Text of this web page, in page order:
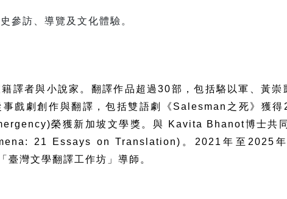
參訪、導覽及文化體驗。
譯者與小說家。翻譯作品超過30部，包括駱以軍、黃崇
戲劇創作與翻譯，包括雙語劇《 Salesman 之死》獲得
榮獲新加坡文學獎。與 Kavita Bhanot博士共
21 Essays on Translation) 。 2021 年至 2025
臺灣文學翻譯工作坊」導師。